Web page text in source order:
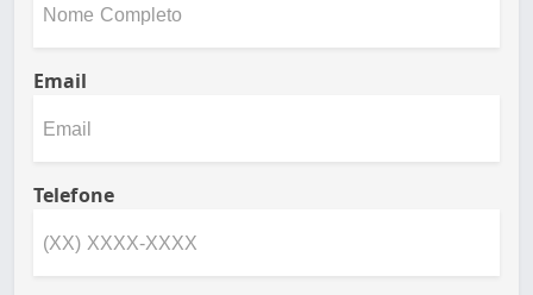
Email
Telefone